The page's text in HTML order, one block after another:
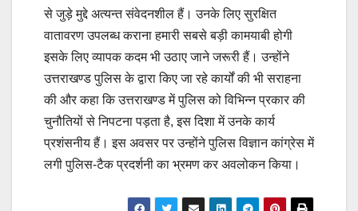
से जुड़े मुद्दे अत्यन्त संवेदनशील हैं। उनके लिए सुरक्षित
वातावरण उपलब्ध कराना हमारी सबसे बड़ी कामयाबी होगी
इसके लिए व्यापक कदम भी उठाए जाने जरूरी हैं। उन्होंने
उत्तराखण्ड पुलिस के द्वारा किए जा रहे कार्यों की भी सराहना
की और कहा कि उत्तराखण्ड में पुलिस को विभिन्न प्रकार की
चुनौतियों से निपटना पड़ता है, इस दिशा में उनके कार्य
प्रशंसनीय हैं। इस अवसर पर उन्होंने पुलिस विज्ञान कांग्रेस में
लगी पुलिस-टैक प्रदर्शनी का भ्रमण कर अवलोकन किया।